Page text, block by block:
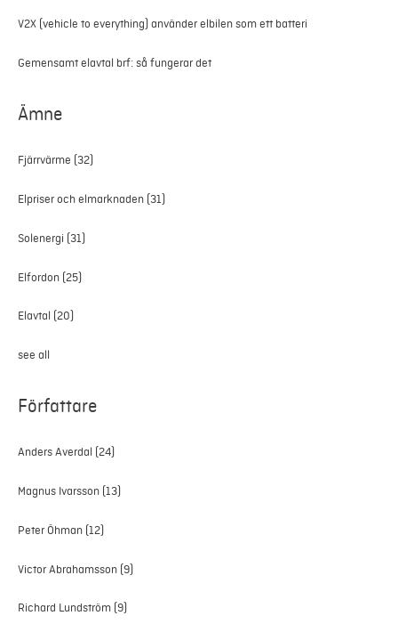
V2X (vehicle to everything) använder elbilen som ett batteri
Gemensamt elavtal brf: så fungerar det
Ämne
Fjärrvärme (32)
Elpriser och elmarknaden (31)
Solenergi (31)
Elfordon (25)
Elavtal (20)
see all
Författare
Anders Averdal (24)
Magnus Ivarsson (13)
Peter Öhman (12)
Victor Abrahamsson (9)
Richard Lundström (9)